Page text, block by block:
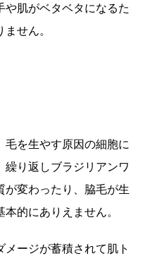
や肌がベタベタになるた
せん。
毛を生やす原因の細胞に
繰り返しブラジリアンワ
が変わったり、脇毛が生
的にありえません。
ージが蓄積されて肌ト